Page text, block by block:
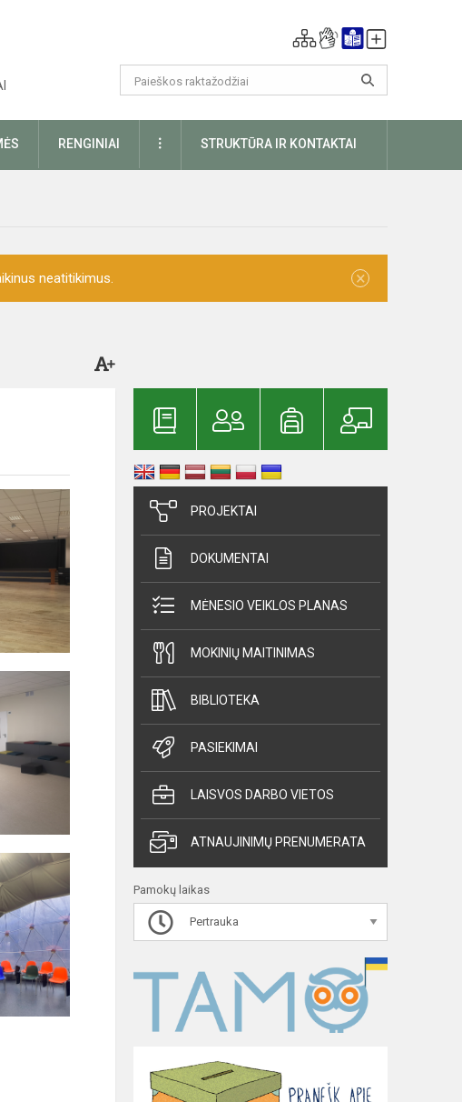
RENGINIAI DAUGIAUSTRUKTŪRA IR KONTAKTAI
neatitikimus. ×
PROJEKTAI
DOKUMENTAI
MĖNESIO VEIKLOS PLANAS
MOKINIŲ MAITINIMAS
BIBLIOTEKA
PASIEKIMAI
LAISVOS DARBO VIETOS
ATNAUJINIMŲ PRENUMERATA
Pamokų laikas
Pertrauka